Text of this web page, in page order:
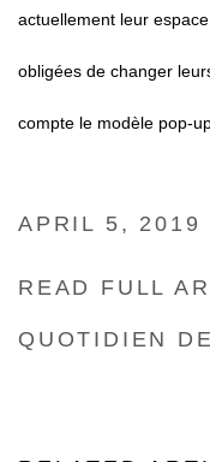
actuellement leur
obligées de changer
compte le modèle pop-
APRIL 5, 2019
READ FULL
QUOTIDIEN